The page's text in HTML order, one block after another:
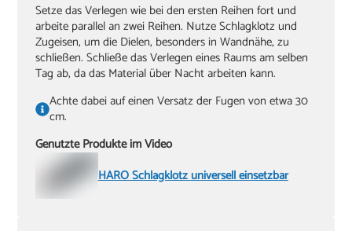
Setze das Verlegen wie bei den ersten Reihen fort und
arbeite parallel an zwei Reihen. Nutze Schlagklotz und
Zugeisen, um die Dielen, besonders in Wandnähe, zu
schließen. Schließe das Verlegen eines Raums am selben
Tag ab, da das Material über Nacht arbeiten kann.
Achte dabei auf einen Versatz der Fugen von etwa 30
cm.
Genutzte Produkte im Video
HARO Schlagklotz universell einsetzbar